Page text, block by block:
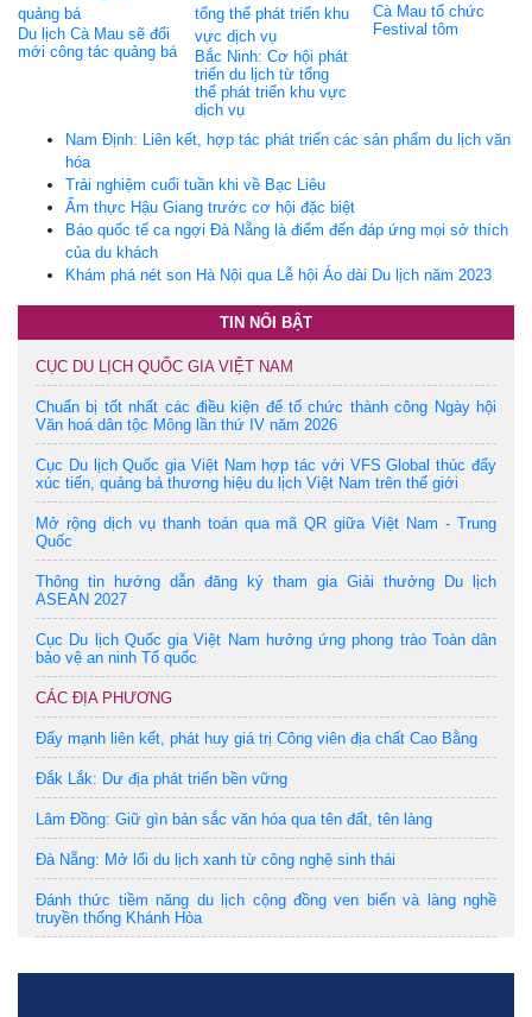
Du lịch Cà Mau sẽ đổi
mới công tác quảng bá
Bắc Ninh: Cơ hội phát
triển du lịch từ tổng
thể phát triển khu vực
dịch vụ
Cà Mau tổ chức
Festival tôm
Nam Định: Liên kết, hợp tác phát triển các sản phẩm du lịch văn
hóa
Trải nghiệm cuối tuần khi về Bạc Liêu
Ẩm thực Hậu Giang trước cơ hội đặc biệt
Báo quốc tế ca ngợi Đà Nẵng là điểm đến đáp ứng mọi sở thích
của du khách
Khám phá nét son Hà Nội qua Lễ hội Áo dài Du lịch năm 2023
TIN NỔI BẬT
CỤC DU LỊCH QUỐC GIA VIỆT NAM
Chuẩn bị tốt nhất các điều kiện để tổ chức thành công Ngày hội
Văn hoá dân tộc Mông lần thứ IV năm 2026
Cục Du lịch Quốc gia Việt Nam hợp tác với VFS Global thúc đẩy
xúc tiến, quảng bá thương hiệu du lịch Việt Nam trên thế giới
Mở rộng dịch vụ thanh toán qua mã QR giữa Việt Nam - Trung
Quốc
Thông tin hướng dẫn đăng ký tham gia Giải thưởng Du lịch
ASEAN 2027
Cục Du lịch Quốc gia Việt Nam hưởng ứng phong trào Toàn dân
bảo vệ an ninh Tổ quốc
CÁC ĐỊA PHƯƠNG
Đẩy mạnh liên kết, phát huy giá trị Công viên địa chất Cao Bằng
Đắk Lắk: Dư địa phát triển bền vững
Lâm Đồng: Giữ gìn bản sắc văn hóa qua tên đất, tên làng
Đà Nẵng: Mở lối du lịch xanh từ công nghệ sinh thái
Đánh thức tiềm năng du lịch cộng đồng ven biển và làng nghề
truyền thống Khánh Hòa